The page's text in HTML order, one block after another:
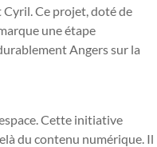
Cyril. Ce projet, doté de
une étape
Angers sur la
Cette initiative
du contenu numérique. Il